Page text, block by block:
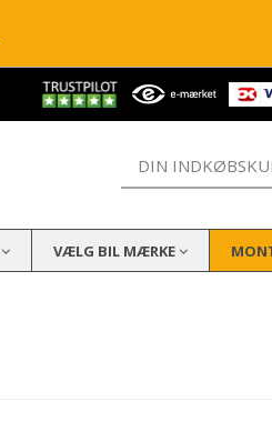
DIN
VÆLG BIL MÆRKE